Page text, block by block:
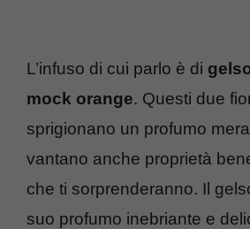
L’infuso di cui parlo è di
mock orange. Questi due
sprigionano un profumo
vantano anche proprietà
che ti sorprenderanno. Il
suo profumo inebriante e